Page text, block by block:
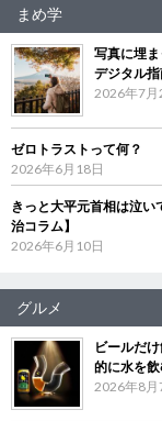
まめ学
写真に埋
デジタル指
2026年7月
ゼロトラストって何？
2026年6月18日
きっと大平元首相は泣
治コラム】
2026年6月10日
グルメ
ビールだ
的に水を
2026年8月